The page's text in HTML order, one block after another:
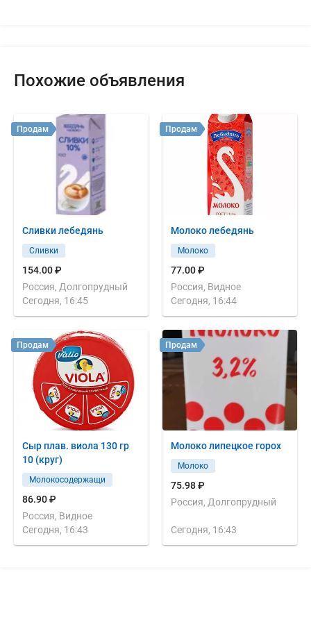
Похожие объявления
Сливки лебедянь
Сливки
154.00 ₽
Россия, Долгопрудный
Сегодня, 16:45
Продам
Молоко лебедянь
Молоко
77.00 ₽
Россия, Видное
Сегодня, 16:44
Продам
Сыр плав. виола 130 гр
10 (круг)
Молокосодержащи
86.90 ₽
Россия, Видное
Сегодня, 16:43
Продам
Молоко липецкое горох
Молоко
75.98 ₽
Россия, Долгопрудный
Сегодня, 16:43
Продам